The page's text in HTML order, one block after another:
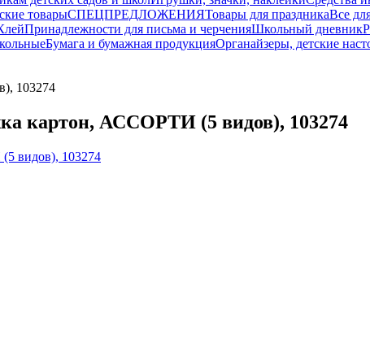
товарыСПЕЦПРЕДЛОЖЕНИЯТовары для праздникаВсе
Принадлежности для письма и черченияШкольный дневник
Бумага и бумажная продукцияОрганайзеры, детские
103274
картон, АССОРТИ (5 видов), 103274